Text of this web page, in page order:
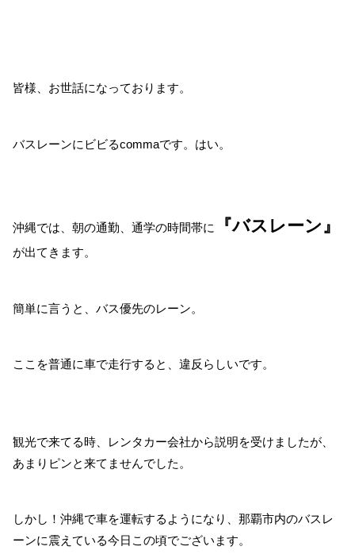
皆様、お世話になっております。
バスレーンにビビるcommaです。はい。
沖縄では、朝の通勤、通学の時間帯に 『バスレーン』
が出てきます。
簡単に言うと、バス優先のレーン。
ここを普通に車で走行すると、違反らしいです。
観光で来てる時、レンタカー会社から説明を受けましたが、
あまりピンと来てませんでした。
しかし！沖縄で車を運転するようになり、那覇市内のバスレ
ーンに震えている今日この頃でございます。